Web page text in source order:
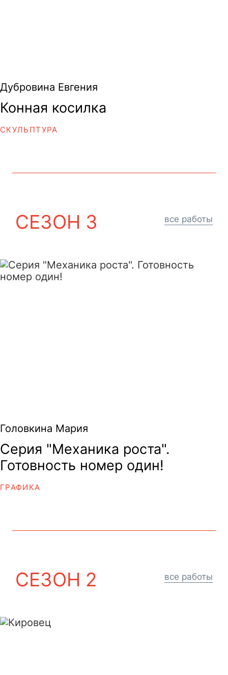
Дубровина Евгения
Конная косилка
СКУЛЬПТУРА
СЕЗОН 3 все работы
Серия "Механика роста". Готовность
Головкина Мария
Серия "Механика роста".
Готовность номер один!
ГРАФИКА
СЕЗОН 2 все работы
Кировец